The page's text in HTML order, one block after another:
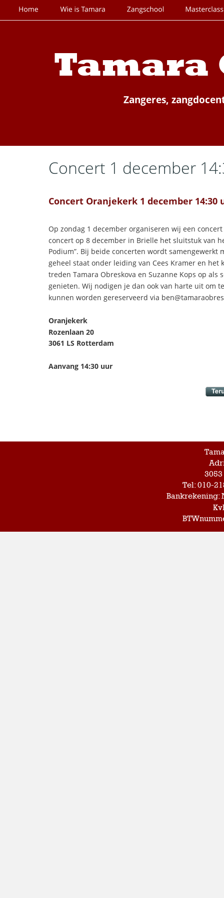
Concert 1 december
Concert Oranjekerk 1 december 14:30
Op zondag 1 december organiseren wij een
concert op 8 december in Brielle het sluitstuk van
Podium”. Bij beide concerten wordt
geheel staat onder leiding van Cees Kramer en
treden Tamara Obreskova en Suzanne Kops op
genieten. Wij nodigen je dan ook van harte uit om
kunnen worden gereserveerd via
Oranjekerk
Rozenlaan 20
3061 LS Rotterdam
Aanvang 14:30 uur
Tamara
Zangeres,
Tel: 010-
Bankrekening: